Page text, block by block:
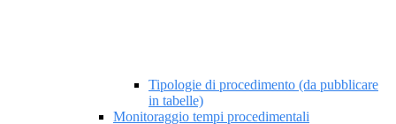
Tipologie di procedimento (da pubblicare
in tabelle)
Monitoraggio tempi procedimentali